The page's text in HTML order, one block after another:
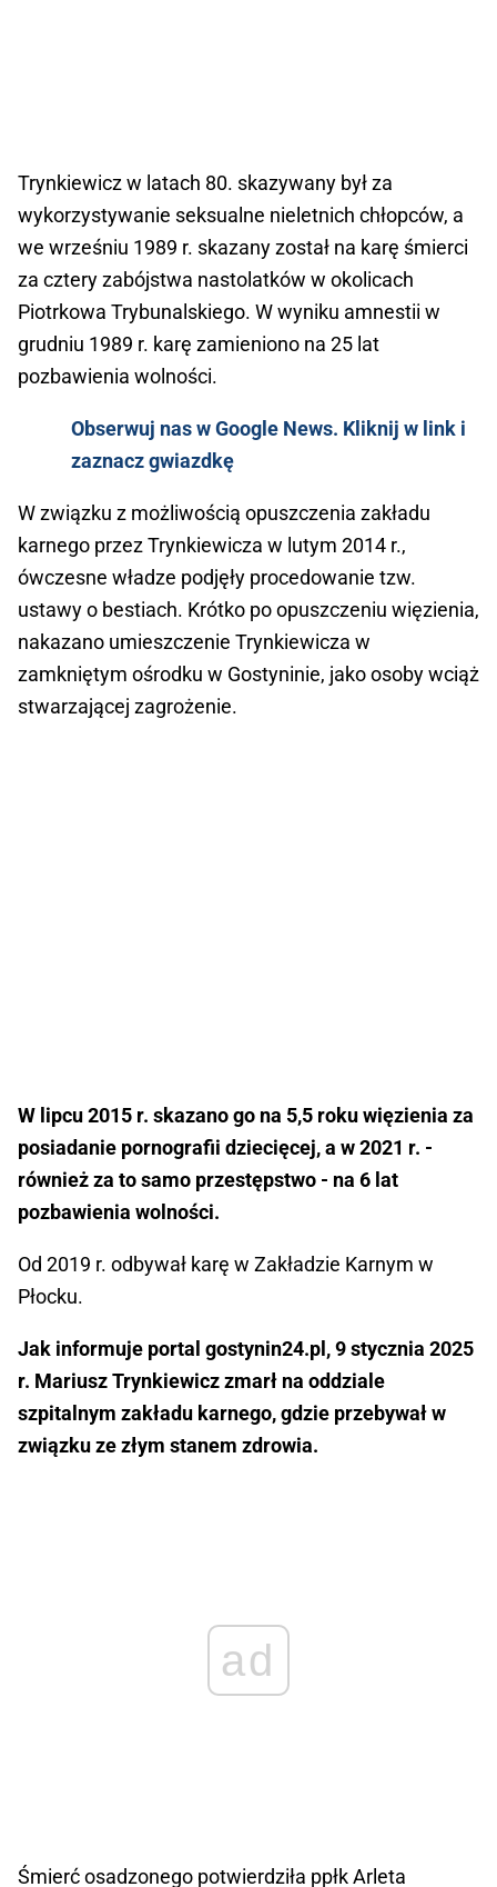
Trynkiewicz w latach 80. skazywany był za
wykorzystywanie seksualne nieletnich chłopców, a
we wrześniu 1989 r. skazany został na karę śmierci
za cztery zabójstwa nastolatków w okolicach
Piotrkowa Trybunalskiego. W wyniku amnestii w
grudniu 1989 r. karę zamieniono na 25 lat
pozbawienia wolności.
Obserwuj nas w Google News. Kliknij w link i
zaznacz gwiazdkę
W związku z możliwością opuszczenia zakładu
karnego przez Trynkiewicza w lutym 2014 r.,
ówczesne władze podjęły procedowanie tzw.
ustawy o bestiach. Krótko po opuszczeniu więzienia,
nakazano umieszczenie Trynkiewicza w
zamkniętym ośrodku w Gostyninie, jako osoby wciąż
stwarzającej zagrożenie.
W lipcu 2015 r. skazano go na 5,5 roku więzienia za
posiadanie pornografii dziecięcej, a w 2021 r. -
również za to samo przestępstwo - na 6 lat
pozbawienia wolności.
Od 2019 r. odbywał karę w Zakładzie Karnym w
Płocku.
Jak informuje portal gostynin24.pl, 9 stycznia 2025
r. Mariusz Trynkiewicz zmarł na oddziale
szpitalnym zakładu karnego, gdzie przebywał w
związku ze złym stanem zdrowia.
ad
Śmierć osadzonego potwierdziła ppłk Arleta